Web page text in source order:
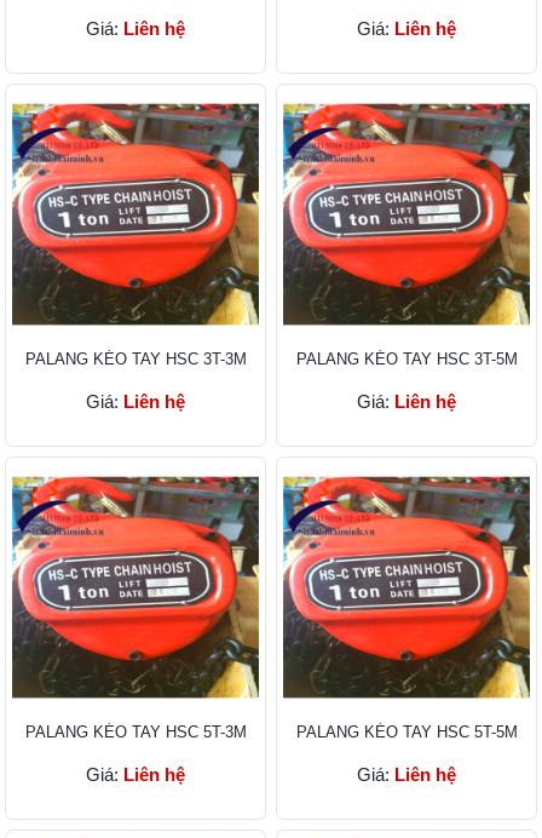
Giá: Liên hệ Giá: Liên hệ
PALANG KÉO TAY HSC 3T-3M
Giá: Liên hệ
PALANG KÉO TAY HSC 3T-5M
Giá: Liên hệ
PALANG KÉO TAY HSC 5T-3M
Giá: Liên hệ
PALANG KÉO TAY HSC 5T-5M
Giá: Liên hệ